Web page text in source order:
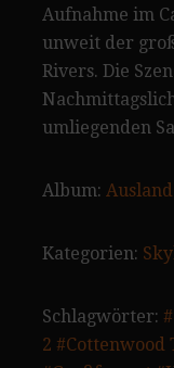
Aufnahme im
unweit der
Rivers. Die
umliegenden
Album:
Kategorien:
Schlagwörter:
2 #Cottenwood